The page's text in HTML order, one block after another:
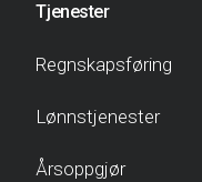
Tjenester
Regnskapsføring
Lønnstjenester
Årsoppgjør